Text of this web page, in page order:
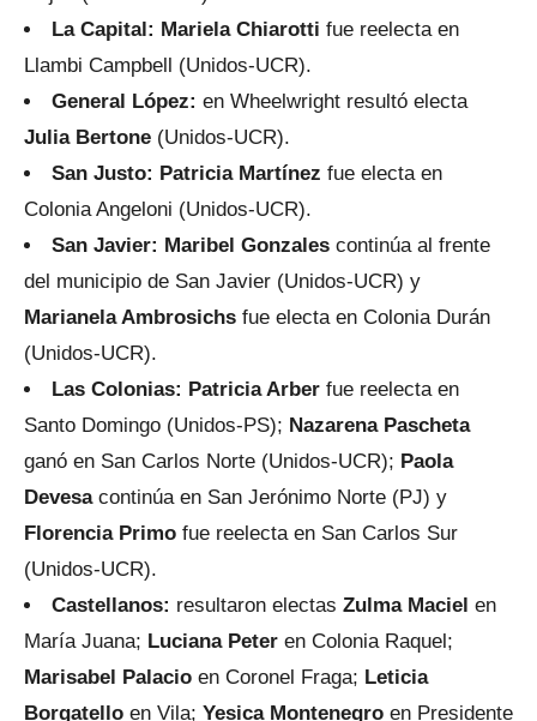
La Capital: Mariela Chiarotti fue reelecta en
Llambi Campbell (Unidos-UCR).
General López: en Wheelwright resultó electa
Julia Bertone (Unidos-UCR).
San Justo: Patricia Martínez fue electa en
Colonia Angeloni (Unidos-UCR).
San Javier: Maribel Gonzales continúa al frente
del municipio de San Javier (Unidos-UCR) y
Marianela Ambrosichs fue electa en Colonia Durán
(Unidos-UCR).
Las Colonias: Patricia Arber fue reelecta en
Santo Domingo (Unidos-PS); Nazarena Pascheta
ganó en San Carlos Norte (Unidos-UCR); Paola
Devesacontinúa en San Jerónimo Norte (PJ) y
Florencia Primo fue reelecta en San Carlos Sur
(Unidos-UCR).
Castellanos: resultaron electas Zulma Maciel en
María Juana; Luciana Peter en Colonia Raquel;
Marisabel Palacio en Coronel Fraga; Leticia
Borgatello en Vila; Yesica Montenegro en Presidente